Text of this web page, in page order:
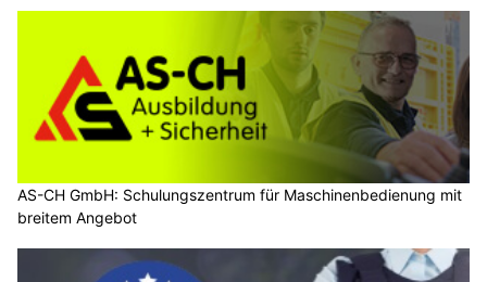
AS-CH GmbH: Schulungszentrum für Maschinenbedienung mit
breitem Angebot